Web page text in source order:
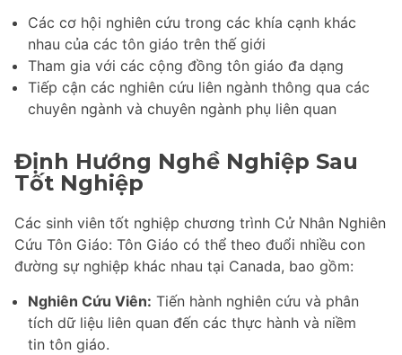
Các cơ hội nghiên cứu trong các khía cạnh khác
nhau của các tôn giáo trên thế giới
Tham gia với các cộng đồng tôn giáo đa dạng
Tiếp cận các nghiên cứu liên ngành thông qua các
chuyên ngành và chuyên ngành phụ liên quan
Định Hướng Nghề Nghiệp Sau
Tốt Nghiệp
Các sinh viên tốt nghiệp chương trình Cử Nhân Nghiên
Cứu Tôn Giáo: Tôn Giáo có thể theo đuổi nhiều con
đường sự nghiệp khác nhau tại Canada, bao gồm:
Nghiên Cứu Viên: Tiến hành nghiên cứu và phân
tích dữ liệu liên quan đến các thực hành và niềm
tin tôn giáo.